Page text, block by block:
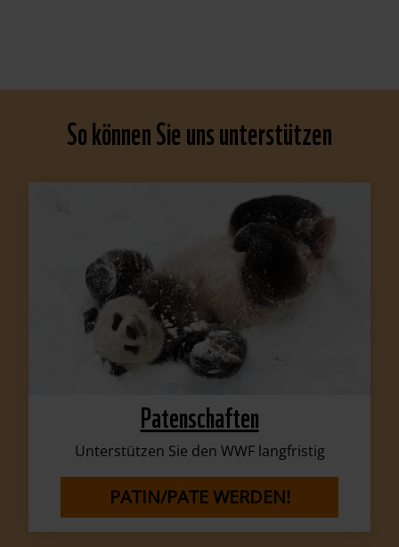
So können Sie uns unterstützen
Patenschaften
Unterstützen Sie den WWF langfristig
PATIN/PATE WERDEN!